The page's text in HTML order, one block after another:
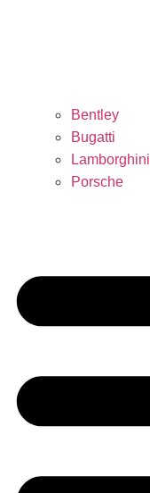
Bentley
Bugatti
Lamborghini
Porsche